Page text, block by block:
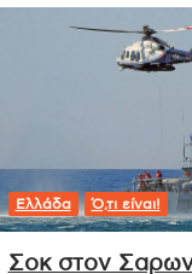
Ελλάδα Ό,τι είναι!
Σοκ στον